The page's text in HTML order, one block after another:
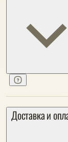
Доставка и